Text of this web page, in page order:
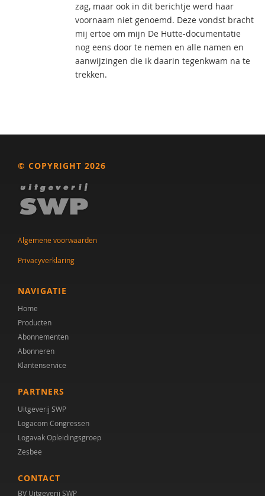
zag, maar ook in dit berichtje werd haar
voornaam niet genoemd. Deze vondst bracht
mij ertoe om mijn De Hutte-documentatie
nog eens door te nemen en alle namen en
aanwijzingen die ik daarin tegenkwam na te
trekken.
© COPYRIGHT 2026
Algemene voorwaarden
Privacyverklaring
NAVIGATIE
Home
Producten
Abonnementen
Abonneren
Klantenservice
PARTNERS
Uitgeverij SWP
Logacom Congressen
Logavak Opleidingsgroep
Zesbee
CONTACT
BV Uitgeverij SWP